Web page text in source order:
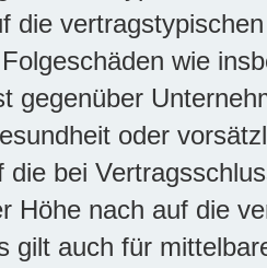
die
wie
gegenüber
oder
die bei
Höhe nach auf die
gilt auch für